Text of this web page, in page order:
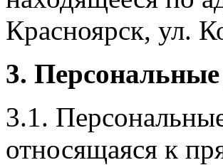
Красноярск, ул.
3.
3.1.
относящаяся к